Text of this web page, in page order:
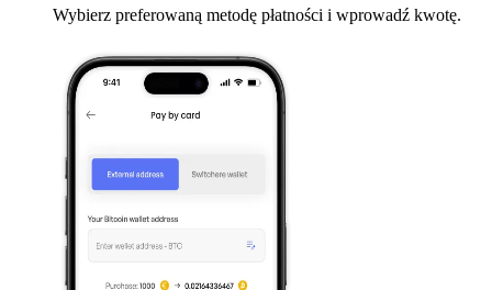
Wybierz preferowaną metodę płatności i wprowadź kwotę.